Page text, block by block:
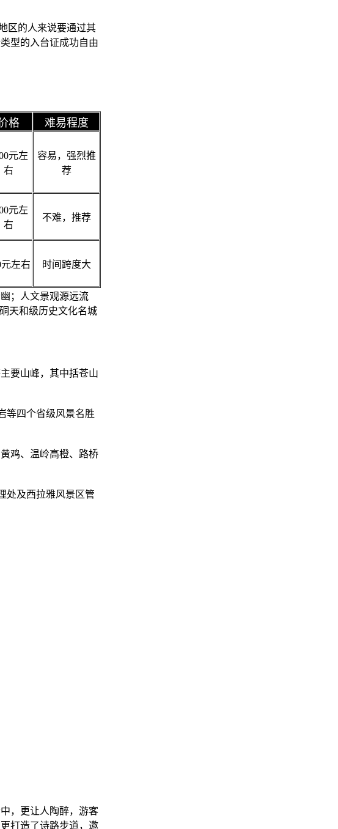
区的人来说要通过其
型的入台证成功自由
格 难易程度
元左
右
容易，强烈推
荐
元左
右
不难，推荐
元左右 时间跨度大
；人文景观源远流
天和级历史文化名城
要山峰，其中括苍山
等四个省级风景名胜
鸡、温岭高橙、路桥
处及西拉雅风景区管
，更让人陶醉，游客
打造了诗路步道，邀